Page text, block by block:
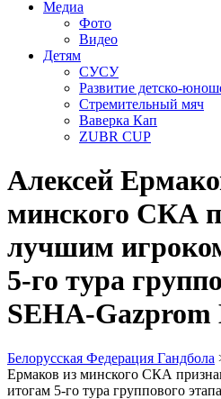
Медиа
Фото
Видео
Детям
СУСУ
Развитие детско-
Стремительный мяч
Ваверка Кап
ZUBR CUP
Алексей
минского СКА
лучшим
5-го тура
SEHА-Gazprom
Белорусская Федерация Гандбола
Ермаков из минского СКА
итогам 5-го тура группового